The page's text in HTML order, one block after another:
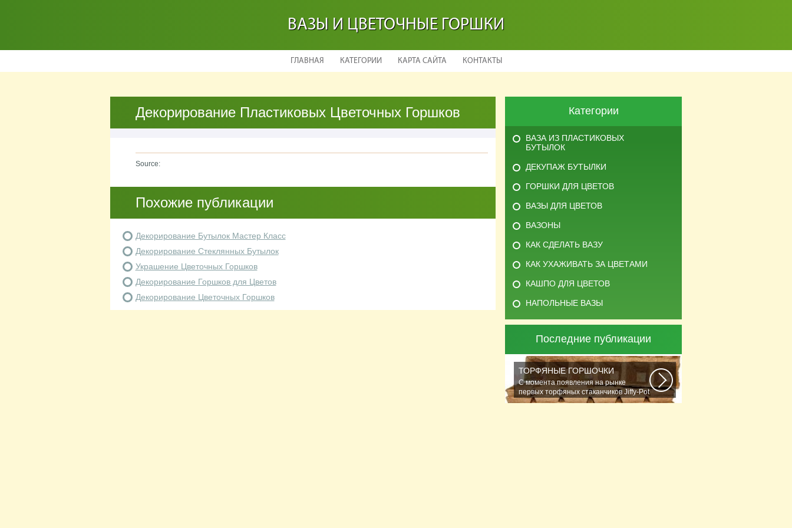
ВАЗЫ И ЦВЕТОЧНЫЕ ГОРШКИ
ГЛАВНАЯ КАТЕГОРИИ КАРТА САЙТА КОНТАКТЫ
Декорирование Пластиковых Цветочных Горшков
Source:
Похожие публикации
Декорирование Бутылок Мастер Класс
Декорирование Стеклянных Бутылок
Украшение Цветочных Горшков
Декорирование Горшков для Цветов
Декорирование Цветочных Горшков
Категории
ВАЗА ИЗ ПЛАСТИКОВЫХ
БУТЫЛОК
ДЕКУПАЖ БУТЫЛКИ
ГОРШКИ ДЛЯ ЦВЕТОВ
ВАЗЫ ДЛЯ ЦВЕТОВ
ВАЗОНЫ
КАК СДЕЛАТЬ ВАЗУ
КАК УХАЖИВАТЬ ЗА ЦВЕТАМИ
КАШПО ДЛЯ ЦВЕТОВ
НАПОЛЬНЫЕ ВАЗЫ
Последние публикации
ТОРФЯНЫЕ ГОРШОЧКИ
С момента появления на рынке
первых торфяных стаканчиков Jiffy-Рot
растениеводство...